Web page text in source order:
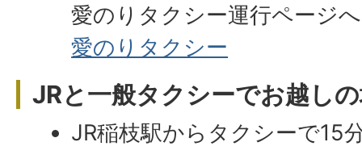
愛のりタクシー運行ページ
愛のりタクシー
JRと一般タクシーでお越し
JR稲枝駅からタクシーで15